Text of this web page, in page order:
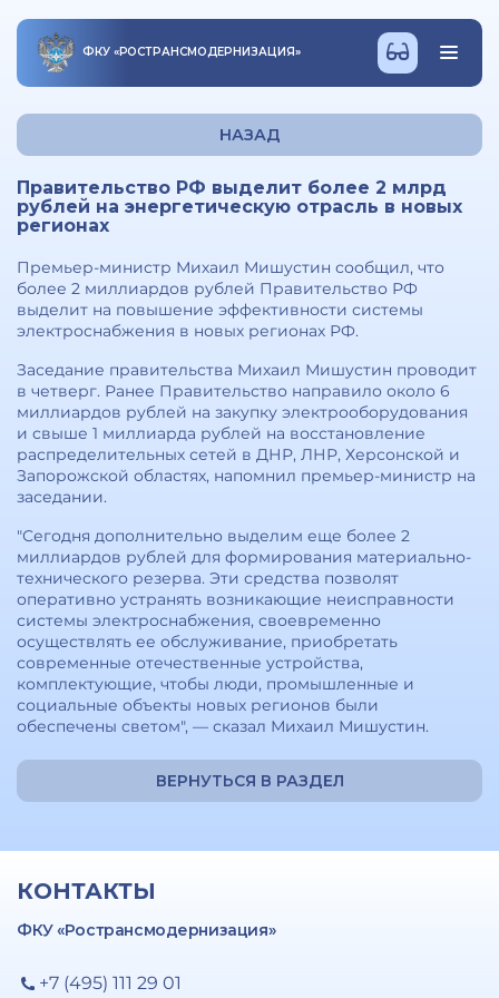
ФКУ «РОСТРАНСМОДЕРНИЗАЦИЯ»
НАЗАД
Правительство РФ выделит более 2 млрд
рублей на энергетическую отрасль в новых
регионах
Премьер-министр Михаил Мишустин сообщил, что
более 2 миллиардов рублей Правительство РФ
выделит на повышение эффективности системы
электроснабжения в новых регионах РФ.
Заседание правительства Михаил Мишустин проводит
в четверг. Ранее Правительство направило около 6
миллиардов рублей на закупку электрооборудования
и свыше 1 миллиарда рублей на восстановление
распределительных сетей в ДНР, ЛНР, Херсонской и
Запорожской областях, напомнил премьер-министр на
заседании.
"Сегодня дополнительно выделим еще более 2
миллиардов рублей для формирования материально-
технического резерва. Эти средства позволят
оперативно устранять возникающие неисправности
системы электроснабжения, своевременно
осуществлять ее обслуживание, приобретать
современные отечественные устройства,
комплектующие, чтобы люди, промышленные и
социальные объекты новых регионов были
обеспечены светом", — сказал Михаил Мишустин.
ВЕРНУТЬСЯ В РАЗДЕЛ
КОНТАКТЫ
ФКУ «Ространсмодернизация»
+7 (495) 111 29 01